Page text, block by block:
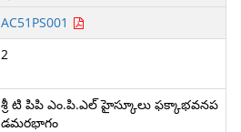
AC51PS001
2
శ్రీ టి పిపి ఎం.పి.ఎల్ హైస్కూలు ఫక్కాభవనప
డమరభాగం